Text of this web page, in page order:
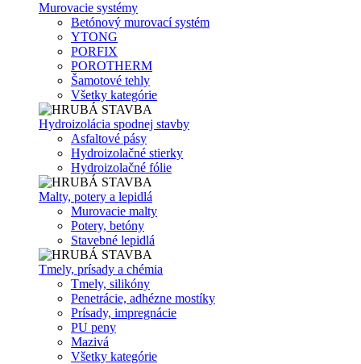
Murovacie systémy
Betónový murovací systém
YTONG
PORFIX
POROTHERM
Šamotové tehly
Všetky kategórie
Hydroizolácia spodnej stavby
Asfaltové pásy
Hydroizolačné stierky
Hydroizolačné fólie
Malty, potery a lepidlá
Murovacie malty
Potery, betóny
Stavebné lepidlá
Tmely, prísady a chémia
Tmely, silikóny
Penetrácie, adhézne mostíky
Prísady, impregnácie
PU peny
Mazivá
Všetky kategórie